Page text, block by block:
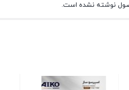
نوشته نشده است.